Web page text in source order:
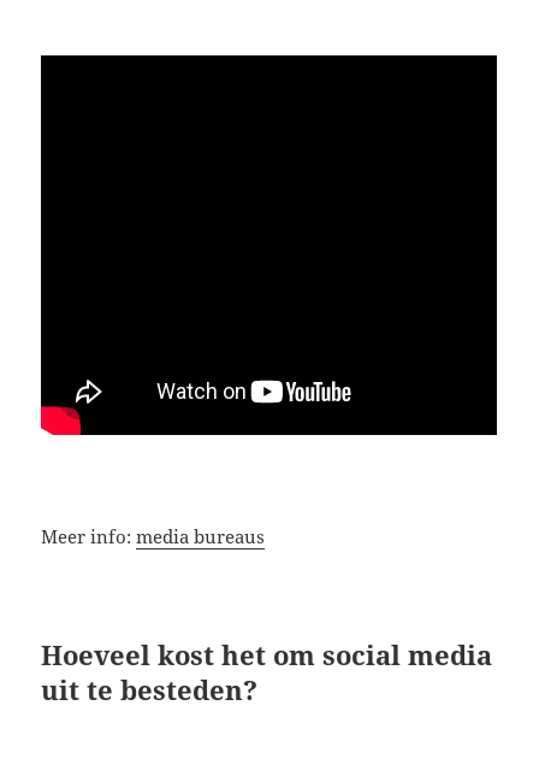
Meer info:media bureaus
Hoeveel kost het om social media
uit te besteden?